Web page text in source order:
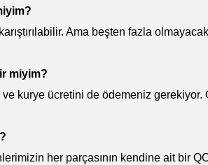
Ama beşten fazla
miyim?
kurye ücretini de ödemeniz gerekiyor.
her parçasının kendine ait bir